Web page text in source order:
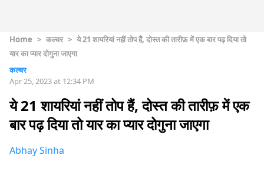
Home > कल्चर > ये 21 शायरियां नहीं तोप हैं, दोस्त की तारीफ़ में एक बार पढ़ दिया तो
यार का प्यार दोगुना जाएगा
कल्चर
Apr 25, 2023 at 12:34 PM
ये 21 शायरियां नहीं तोप हैं, दोस्त की तारीफ़ में एक
बार पढ़ दिया तो यार का प्यार दोगुना जाएगा
Abhay Sinha